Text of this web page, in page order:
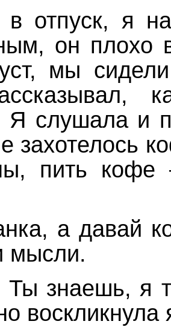
в отпуск, я
он плохо
мы
Я слушала и
захотелось
пить
а давай
мысли.
знаешь, я
воскликнула